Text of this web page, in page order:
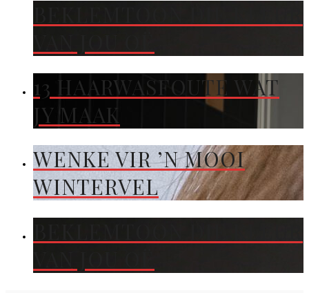
13 HAARWASFOUTE WAT
JY MAAK
WENKE VIR ’N MOOI
WINTERVEL